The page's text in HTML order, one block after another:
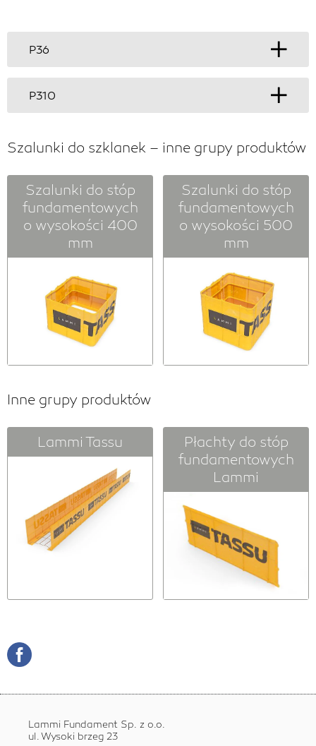
P36
P310
Szalunki do szklanek – inne grupy produktów
Szalunki do stóp
fundamentowych
o wysokości 400
mm
Szalunki do stóp
fundamentowych
o wysokości 500
mm
Inne grupy produktów
Lammi Tassu
Płachty do stóp
fundamentowych
Lammi
Lammi Fundament Sp. z o.o.
ul. Wysoki brzeg 23